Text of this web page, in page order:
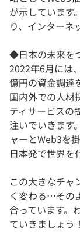
が示しています
り、インターネ
◆日本の未来を
2022年6月には
億円の資金調達
国内外での人材
ティサービスの
注いでいきます
ャーとWeb3を
日本発で世界を
この大きなチャ
く変わる…その
合っています。
ていきましょう！